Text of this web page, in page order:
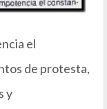
el
de protesta,
y